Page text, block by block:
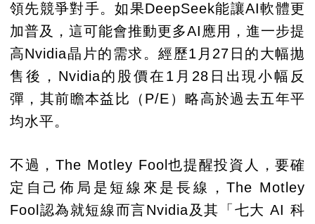
領先競爭對手。如果DeepSeek能讓AI軟體更
加普及，這可能會推動更多AI應用，進一步提
高Nvidia晶片的需求。經歷1月27日的大幅拋
售後，Nvidia的股價在1月28日出現小幅反
彈，其前瞻本益比（P/E）略高於過去五年平
均水平。
不過，The Motley Fool也提醒投資人，要確
定自己佈局是短線來是長線，The Motley
Fool認為就短線而言Nvidia及其「七大 AI 科